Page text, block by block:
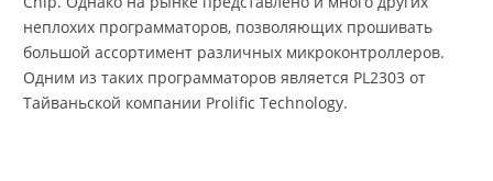
неплохих программаторов, позволяющих прошивать
большой ассортимент различных микроконтроллеров.
Одним из таких программаторов является PL2303 от
Тайваньской компании Prolific Technology.